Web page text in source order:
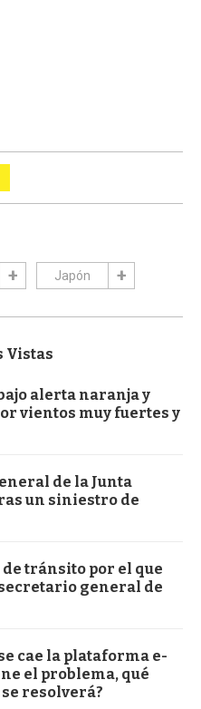
Japón
Vistas
alerta naranja y
vientos muy fuertes y
de la Junta
un siniestro de
tránsito por el que
general de
cae la plataforma e-
el problema, qué
resolverá?